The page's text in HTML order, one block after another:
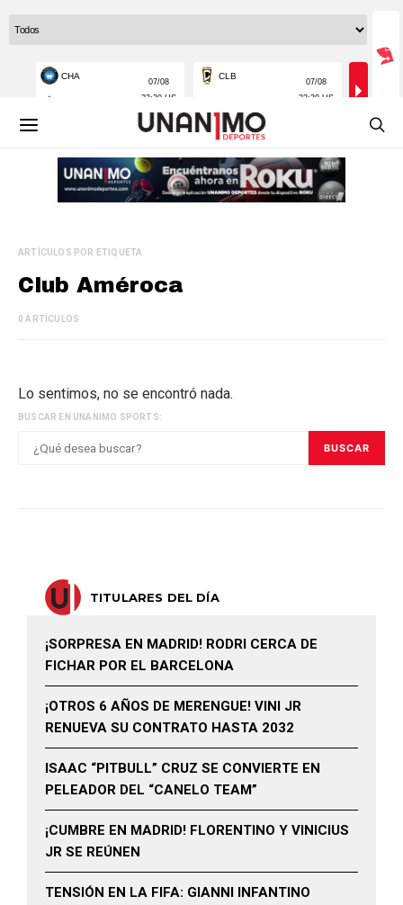
ARTÍCULOS POR ETIQUETA
Club Améroca
0 ARTÍCULOS
Lo sentimos, no se encontró nada.
BUSCAR EN UNANIMO SPORTS:
BUSCAR
TITULARES DEL DÍA
¡SORPRESA EN MADRID! RODRI CERCA DE
FICHAR POR EL BARCELONA
¡OTROS 6 AÑOS DE MERENGUE! VINI JR
RENUEVA SU CONTRATO HASTA 2032
ISAAC “PITBULL” CRUZ SE CONVIERTE EN
PELEADOR DEL “CANELO TEAM”
¡CUMBRE EN MADRID! FLORENTINO Y VINICIUS
JR SE REÚNEN
TENSIÓN EN LA FIFA: GIANNI INFANTINO